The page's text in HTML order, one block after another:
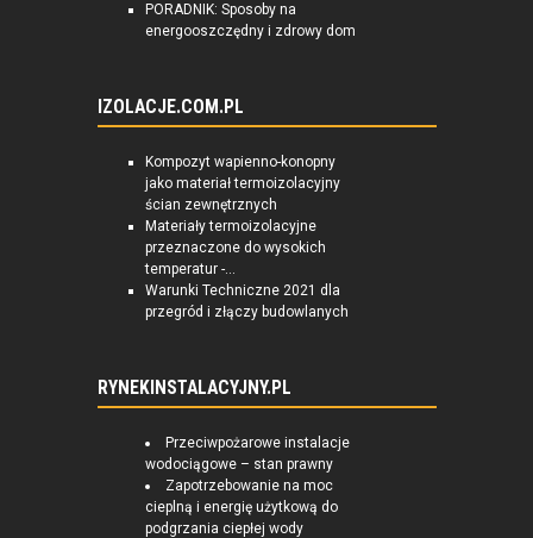
PORADNIK: Sposoby na
energooszczędny i zdrowy dom
IZOLACJE.COM.PL
Kompozyt wapienno-konopny
jako materiał termoizolacyjny
ścian zewnętrznych
Materiały termoizolacyjne
przeznaczone do wysokich
temperatur -...
Warunki Techniczne 2021 dla
przegród i złączy budowlanych
RYNEKINSTALACYJNY.PL
Przeciwpożarowe instalacje
wodociągowe – stan prawny
Zapotrzebowanie na moc
cieplną i energię użytkową do
podgrzania ciepłej wody